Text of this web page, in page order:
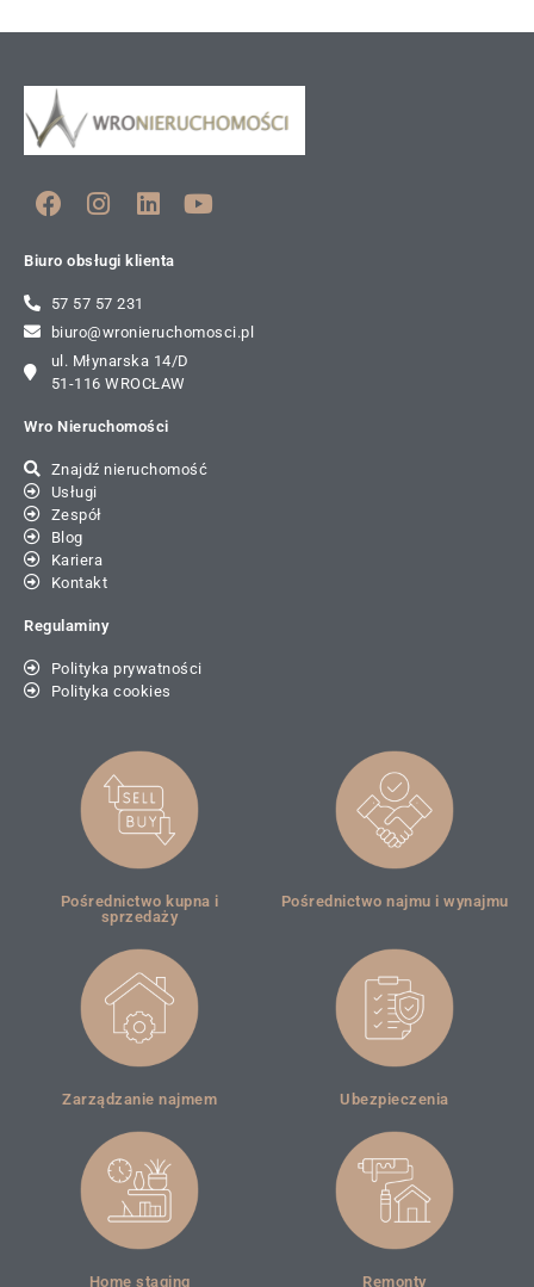
Biuro obsługi klienta
57 57 57 231
biuro@wronieruchomosci.pl
ul. Młynarska 14/D
51-116 WROCŁAW
Wro Nieruchomości
Znajdź nieruchomość
Usługi
Zespół
Blog
Kariera
Kontakt
Regulaminy
Polityka prywatności
Polityka cookies
Pośrednictwo kupna i
sprzedaży
Pośrednictwo najmu i wynajmu
Zarządzanie najmem Ubezpieczenia
Home staging Remonty